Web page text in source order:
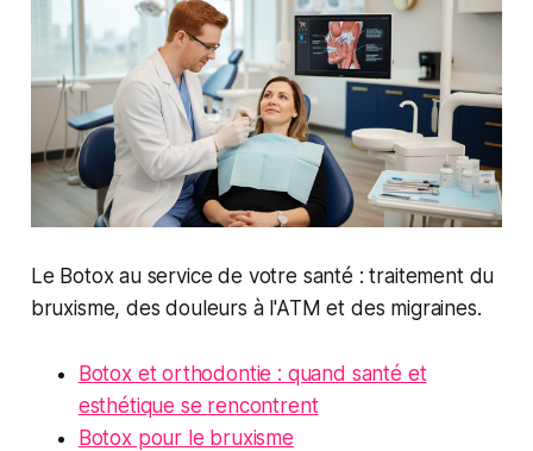
Le Botox au service de votre santé : traitement du
bruxisme, des douleurs à l'ATM et des migraines.
Botox et orthodontie : quand santé et
esthétique se rencontrent
Botox pour le bruxisme